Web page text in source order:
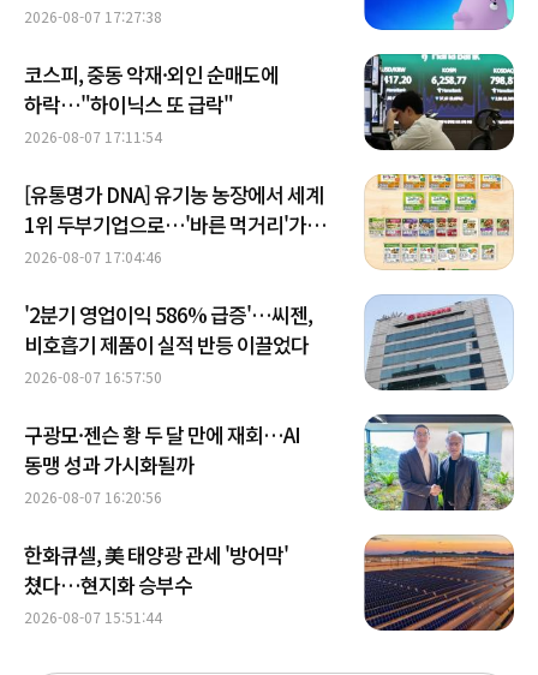
2026-08-07 17:27:38
코스피, 중동 악재·외인 순매도에
하락…"하이닉스 또 급락"
2026-08-07 17:11:54
[유통명가 DNA] 유기농 농장에서 세계
1위 두부기업으로…'바른 먹거리'가
키운 풀무원
2026-08-07 17:04:46
'2분기 영업이익 586% 급증'…씨젠,
비호흡기 제품이 실적 반등 이끌었다
2026-08-07 16:57:50
구광모·젠슨 황 두 달 만에 재회…AI
동맹 성과 가시화될까
2026-08-07 16:20:56
한화큐셀, 美 태양광 관세 '방어막'
쳤다…현지화 승부수
2026-08-07 15:51:44